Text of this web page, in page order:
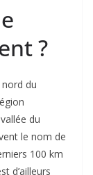
?
du
du
le nom de
100 km
d’ailleurs